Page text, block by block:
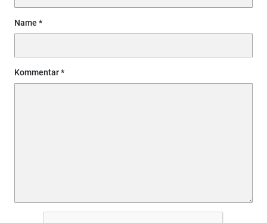
Name
Kommentar